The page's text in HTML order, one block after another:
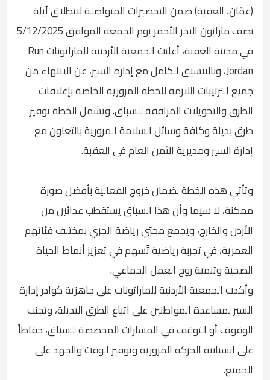
(عمّان، العقبة) ضمن التحضيرات المتواصلة لانطلاق آيلة
نصف ماراثون البحر الأحمر يوم الجمعة الموافق 5/12/2025
في مدينة العقبة، أعلنت الجمعية الأردنية للماراثونات Run
Jordan، وبالتنسيق الكامل مع إدارة السير، عن الانتهاء من
جميع الترتيبات اللازمة للخطة المرورية الخاصة بإغلاقات
الطرق والتحويلات المرافقة للسباق. وتشمل الخطة توفير
طرق بديلة وكافة وسائل السلامة المرورية بالتعاون مع
إدارة السير ومديرية الأمن العام في العقبة.
وتأتي هذه الخطة لضمان خروج الفعالية بأفضل صورة
ممكنة، لا سيما وأن هذا السباق يستقطب عدائين من
الأردن والخارج، ويجمع محبّي رياضة الجري بمختلف فئاتهم
العمرية، في تجربة رياضية تُسهم في تعزيز أنماط الحياة
الصحية وتنمية روح العمل الجماعي.
وأكدت الجمعية الأردنية للماراثونات على جاهزية كوادر إدارة
السير لمساعدة المواطنين على اتباع الطرق البديلة، وتجنب
الوقوف أو التوقف في المسارات المخصصة للسباق، حفاظاً
على انسيابية الحركة المرورية وتوفير الوقت والجهد على
الجميع.